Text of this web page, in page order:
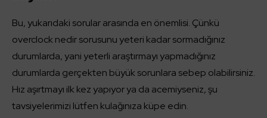
Bu, yukarıdaki sorular arasında en önemlisi. Çünkü
overclock nedir sorusunu yeteri kadar sormadığınız
durumlarda, yani yeterli araştırmayı yapmadığınız
durumlarda gerçekten büyük sorunlara sebep olabilirsiniz.
Hız aşırtmayı ilk kez yapıyor ya da acemiyseniz, şu
tavsiyelerimizi lütfen kulağınıza küpe edin.